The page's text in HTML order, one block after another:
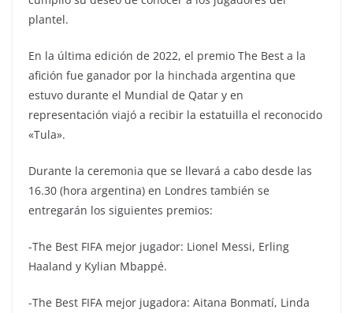
plantel.
En la última edición de 2022, el premio The Best a la
afición fue ganador por la hinchada argentina que
estuvo durante el Mundial de Qatar y en
representación viajó a recibir la estatuilla el reconocido
«Tula».
Durante la ceremonia que se llevará a cabo desde las
16.30 (hora argentina) en Londres también se
entregarán los siguientes premios:
-The Best FIFA mejor jugador: Lionel Messi, Erling
Haaland y Kylian Mbappé.
-The Best FIFA mejor jugadora: Aitana Bonmatí, Linda